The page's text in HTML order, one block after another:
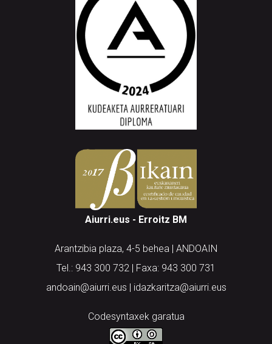
Aiurri.eus - Erroitz BM
Arantzibia plaza, 4-5 behea | ANDOAIN
Tel.: 943 300 732 | Faxa: 943 300 731
andoain@aiurri.eus | idazkaritza@aiurri.eus
Codesyntaxek garatua